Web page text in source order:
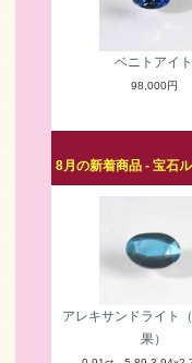
ベニトアイト
98,000円
8月の新着商品 - 宝石
アレキサンドライト
果）